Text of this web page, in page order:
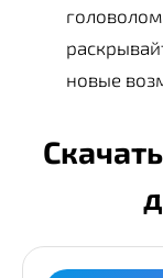
новые